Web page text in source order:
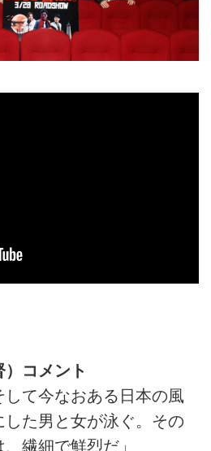
コメント
して今なおある日本の風
た男と女が泳ぐ。その
繊細で鮮烈だ」